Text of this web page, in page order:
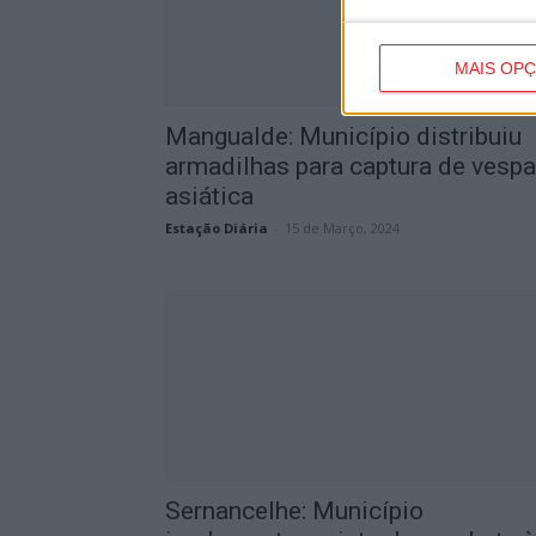
MAIS
Mangualde: Município distribuiu
armadilhas para captura de vespa
asiática
Estação Diária 15 de Março, 2024
Sernancelhe: Município